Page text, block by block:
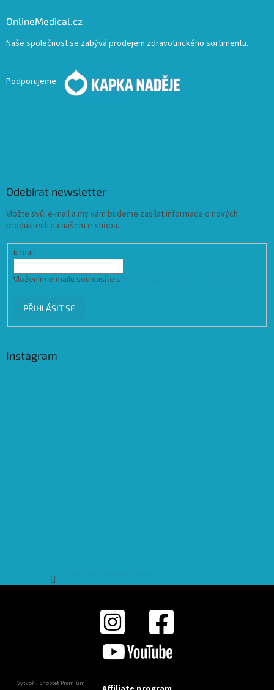
OnlineMedical.cz
Naše společnost se zabývá prodejem zdravotnického sortimentu.
Podporujeme:
Odebírat newsletter
Vložte svůj e-mail a my vám budeme zasílat informace o nových
produktech na našem e-shopu.
E-mail
Vložením e-mailu souhlasíte s
PŘIHLÁSIT SE
Instagram
Vytvořil Shoptet Premium